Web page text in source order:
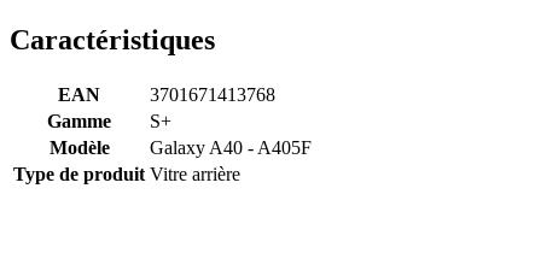
Caractéristiques
EAN
3701671413768
Gamme
S+
Modèle
Galaxy A40 - A405F
Type de produit Vitre arrière